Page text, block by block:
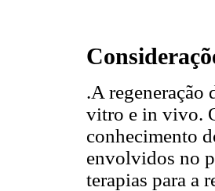
.A regeneração
vitro e in vivo.
conhecimento
envolvidos no
terapias para a